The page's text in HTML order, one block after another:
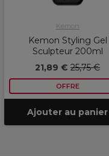
Kemon
Kemon Styling Gel
Sculpteur 200ml
21,89 € 25,75 €
OFFRE
Ajouter au panier